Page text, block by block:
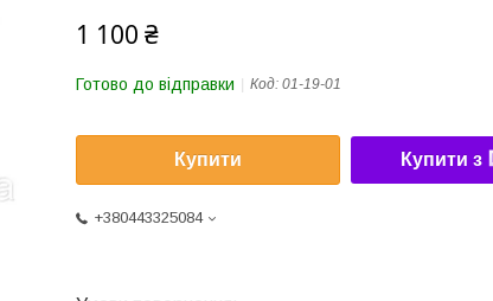
1 100 ₴
Готово до відправки Код: 01-19-01
Купити Купити з
+380443325084